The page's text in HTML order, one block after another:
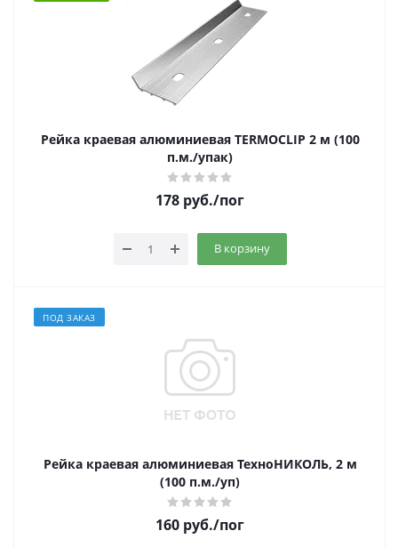
Рейка краевая алюминиевая TERMOCLIP 2 м (100
п.м./упак)
178 руб./пог
В корзину
ПОД ЗАКАЗ
Рейка краевая алюминиевая ТехноНИКОЛЬ, 2 м
(100 п.м./уп)
160 руб./пог